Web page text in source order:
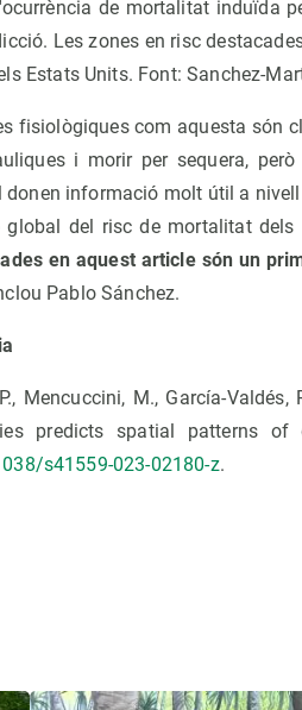
de mortalitat induïda
Les zones en risc
Estats Units. Font: Sanchez-
fisiològiques com aquesta són
i morir per sequera,
donen informació molt útil a
global del risc de mortalitat
en aquest article són un
Pablo Sánchez.
Mencuccini, M., García-Valdés,
predicts spatial patterns of
s41559-023-02180-z.